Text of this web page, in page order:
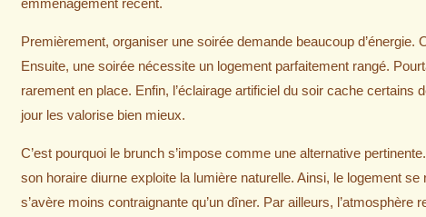
emménagement récent.
Premièrement, organiser une soirée demande beaucoup
Ensuite, une soirée nécessite un logement parfaitement rangé.
rarement en place. Enfin, l’éclairage artificiel du soir cache certains
jour les valorise bien mieux.
C’est pourquoi le brunch s’impose comme une alternative
son horaire diurne exploite la lumière naturelle. Ainsi, le logement
s’avère moins contraignante qu’un dîner. Par ailleurs,